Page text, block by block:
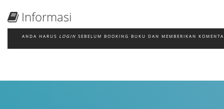
Informasi
ANDA HARUS LOGIN SEBELUM BOOKING BUKU DAN MEMBERIKAN